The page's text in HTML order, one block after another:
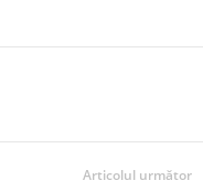
Articolul următor